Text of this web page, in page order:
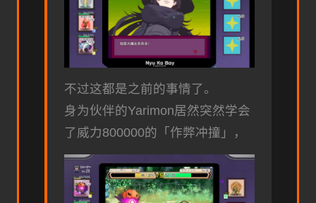
不过这都是之前的事情了。
身为伙伴的Yarimon居然突然学会
了威力800000的「作弊冲撞」，